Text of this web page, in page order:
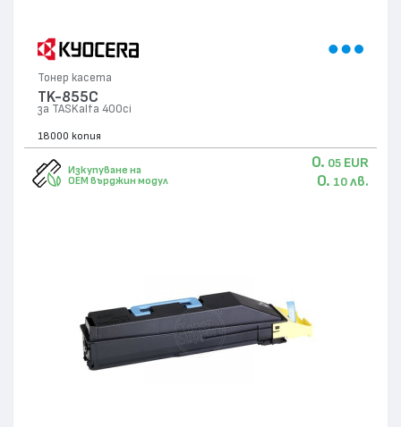
Тонер касета
TK-855C
за TASKalfa 400ci
18000 копия
Изкупуване на
OEM върджин модул
0. 05 EUR
0. 10 лв.